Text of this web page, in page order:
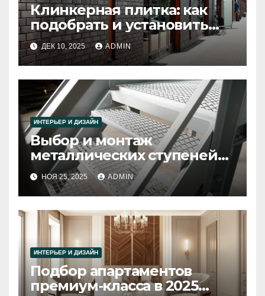
Клинкерная плитка: как
подобрать и установить
своими руками
ДЕК 10, 2025 ADMIN
ИНТЕРЬЕР И ДИЗАЙН
Выбор и монтаж
металлических ступеней
из решетчатого настила
своими руками
НОЯ 25, 2025 ADMIN
ИНТЕРЬЕР И ДИЗАЙН
Подбор апартаментов
премиум-класса в 2025